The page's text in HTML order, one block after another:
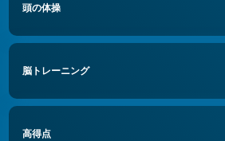
頭の体操
脳トレーニング
高得点